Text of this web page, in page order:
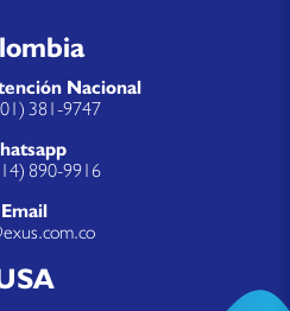
Nacional
381-9747
890-9916
Email